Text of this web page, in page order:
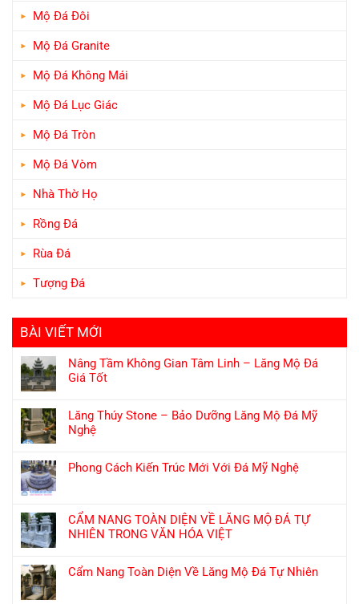
Mộ Đá Đôi
Mộ Đá Granite
Mộ Đá Không Mái
Mộ Đá Lục Giác
Mộ Đá Tròn
Mộ Đá Vòm
Nhà Thờ Họ
Rồng Đá
Rùa Đá
Tượng Đá
BÀI VIẾT MỚI
Nâng Tầm Không Gian Tâm Linh – Lăng Mộ Đá
Giá Tốt
Lăng Thúy Stone – Bảo Dưỡng Lăng Mộ Đá Mỹ
Nghệ
Phong Cách Kiến Trúc Mới Với Đá Mỹ Nghệ
CẨM NANG TOÀN DIỆN VỀ LĂNG MỘ ĐÁ TỰ
NHIÊN TRONG VĂN HÓA VIỆT
Cẩm Nang Toàn Diện Về Lăng Mộ Đá Tự Nhiên